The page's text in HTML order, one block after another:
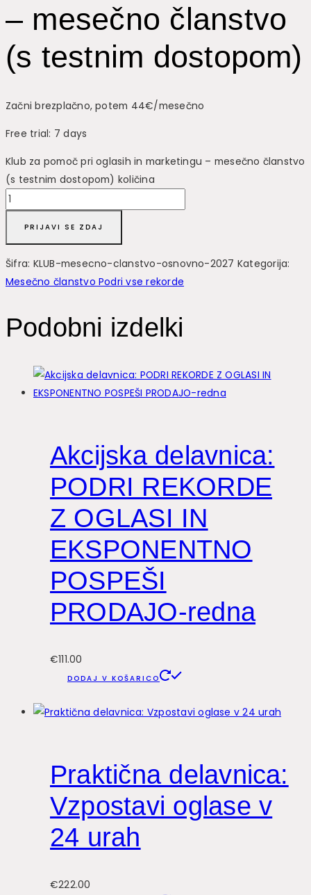
– mesečno članstvo
(s testnim dostopom)
Začni brezplačno, potem 44€/mesečno
Free trial: 7 days
Klub za pomoč pri oglasih in marketingu – mesečno članstvo
(s testnim dostopom) količina
PRIJAVI SE ZDAJ
Šifra: KLUB-mesecno-clanstvo-osnovno-2027 Kategorija:
Mesečno članstvo Podri vse rekorde
Podobni izdelki
Akcijska delavnica:
PODRI REKORDE
Z OGLASI IN
EKSPONENTNO
POSPEŠI
PRODAJO-redna
€111.00
DODAJ V KOŠARICO
Praktična delavnica:
Vzpostavi oglase v
24 urah
€222.00